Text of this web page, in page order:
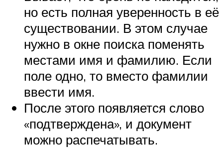
но есть полная уверенность в её
существовании. В этом случае
нужно в окне поиска поменять
местами имя и фамилию. Если
поле одно, то вместо фамилии
ввести имя.
После этого появляется слово
«подтверждена», и документ
можно распечатывать.